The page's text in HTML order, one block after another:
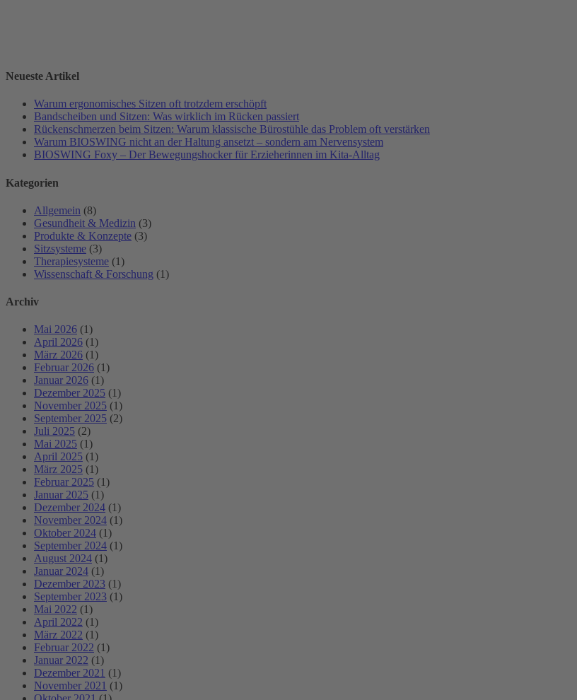
Neueste Artikel
Warum ergonomisches Sitzen oft trotzdem erschöpft
Bandscheiben und Sitzen: Was wirklich im Rücken passiert
Rückenschmerzen beim Sitzen: Warum klassische Bürostühle das Problem oft verstärken
Warum BIOSWING nicht an der Haltung ansetzt – sondern am Nervensystem
BIOSWING Foxy – Der Bewegungshocker für Erzieherinnen im Kita-Alltag
Kategorien
Allgemein (8)
Gesundheit & Medizin (3)
Produkte & Konzepte (3)
Sitzsysteme (3)
Therapiesysteme (1)
Wissenschaft & Forschung (1)
Archiv
Mai 2026 (1)
April 2026 (1)
März 2026 (1)
Februar 2026 (1)
Januar 2026 (1)
Dezember 2025 (1)
November 2025 (1)
September 2025 (2)
Juli 2025 (2)
Mai 2025 (1)
April 2025 (1)
März 2025 (1)
Februar 2025 (1)
Januar 2025 (1)
Dezember 2024 (1)
November 2024 (1)
Oktober 2024 (1)
September 2024 (1)
August 2024 (1)
Januar 2024 (1)
Dezember 2023 (1)
September 2023 (1)
Mai 2022 (1)
April 2022 (1)
März 2022 (1)
Februar 2022 (1)
Januar 2022 (1)
Dezember 2021 (1)
November 2021 (1)